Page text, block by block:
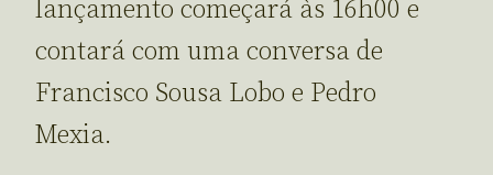
lançamento começará às 16h00 e
contará com uma conversa de
Francisco Sousa Lobo e Pedro
Mexia.